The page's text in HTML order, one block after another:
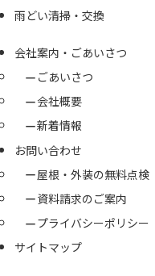
雨どい清掃・交換
会社案内・ごあいさつ
ごあいさつ
会社概要
新着情報
お問い合わせ
屋根・外装の無料点検
資料請求のご案内
プライバシーポリシー
サイトマップ